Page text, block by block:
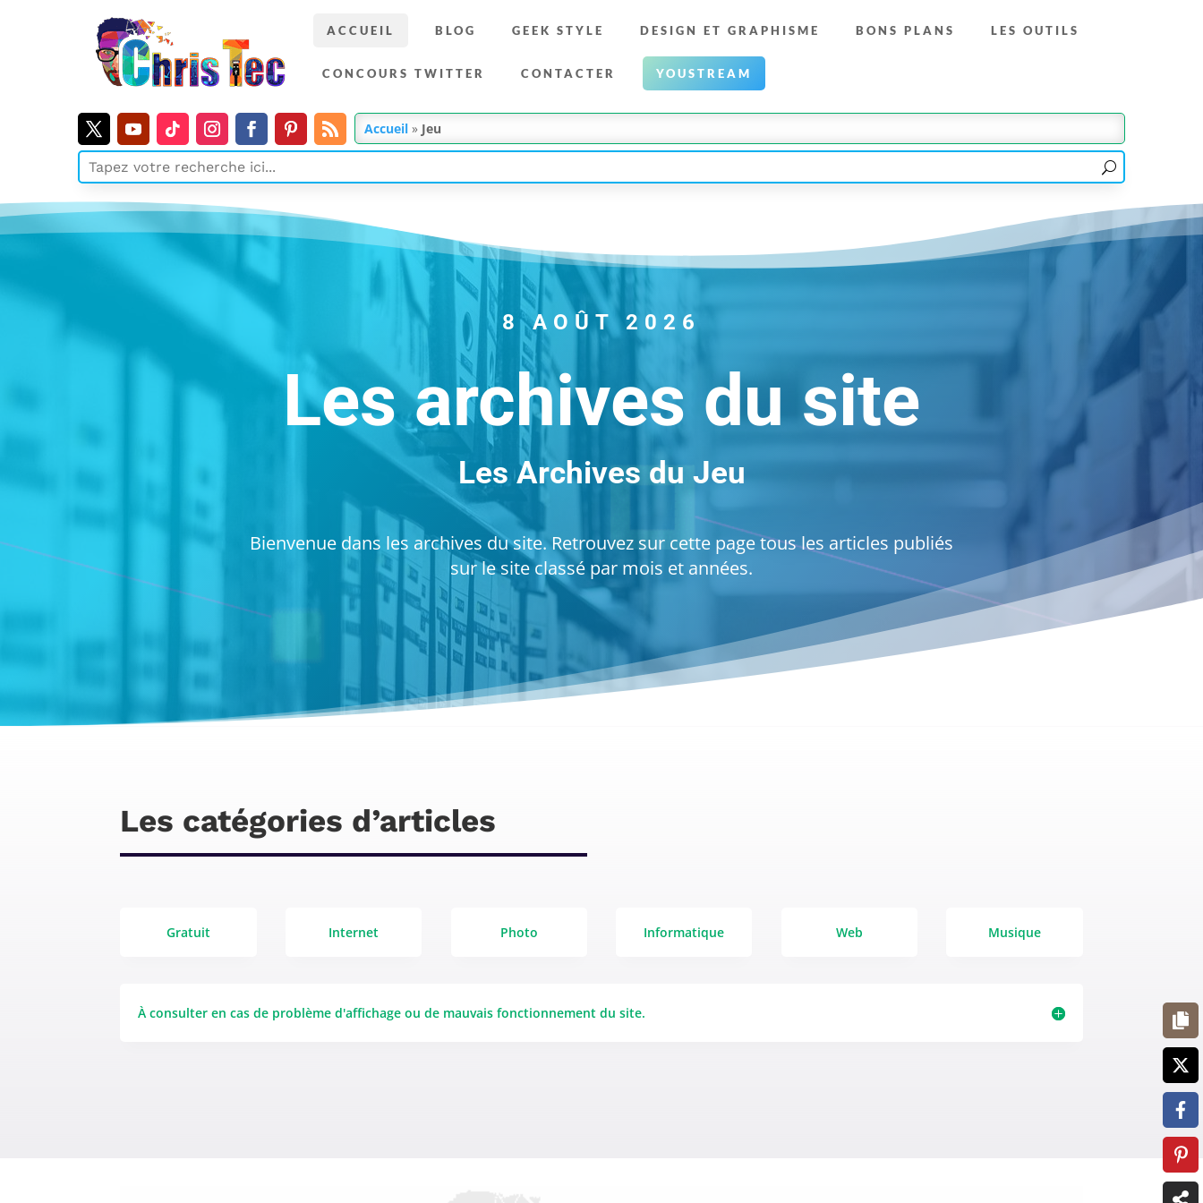
ACCUEIL BLOG GEEK STYLE DESIGN ET GRAPHISME BONS PLANS LES OUTILS
CONCOURS TWITTER CONTACTER YOUSTREAM
Accueil » Jeu
8 AOÛT 2026
Les archives du site
Les Archives du Jeu
Bienvenue dans les archives du site. Retrouvez sur cette page tous les articles publiés
sur le site classé par mois et années.
Les catégories d’articles
Gratuit Internet Photo Informatique Web Musique
À consulter en cas de problème d'affichage ou de mauvais fonctionnement du site.